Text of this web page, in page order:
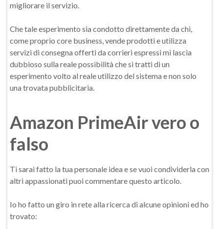
migliorare il servizio.
Che tale esperimento sia condotto direttamente da chi,
come proprio core business, vende prodotti e utilizza
servizi di consegna offerti da corrieri espressi mi lascia
dubbioso sulla reale possibilità che si tratti di un
esperimento volto al reale utilizzo del sistema e non solo
una trovata pubblicitaria.
Amazon PrimeAir vero o
falso
Ti sarai fatto la tua personale idea e se vuoi condividerla con
altri appassionati puoi commentare questo articolo.
Io ho fatto un giro in rete alla ricerca di alcune opinioni ed ho
trovato: